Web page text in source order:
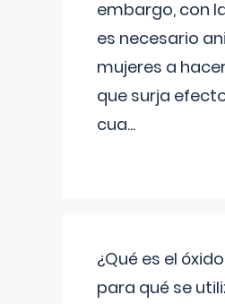
embargo, con
es necesario
mujeres a
que surja
cua...
¿Qué es el
para qué se